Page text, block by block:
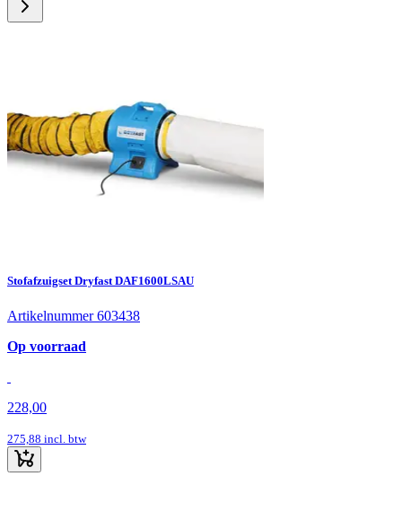
Stofafzuigset Dryfast DAF1600LSAU
Artikelnummer 603438
Op voorraad
228,00
275,88 incl. btw